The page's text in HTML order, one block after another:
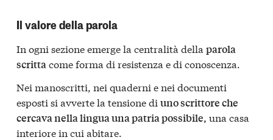
Il valore della parola
In ogni sezione emerge la centralità della parola
scrittacome forma di resistenza e di conoscenza.
Nei manoscritti, nei quaderni e nei documenti
esposti si avverte la tensione di uno scrittore che
cercava nella lingua una patria possibile, una casa
interiore in cui abitare.